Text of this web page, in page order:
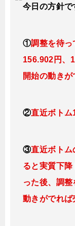
今日 の方針で
①調整を待
156.902円、
開始の動き
②直近ボト
③直近ボトム
ると実質下降
った後、調
動きがでれば